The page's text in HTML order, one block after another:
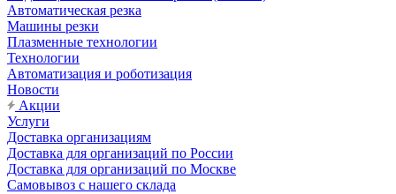
Автоматическая резка
Машины резки
Плазменные технологии
Технологии
Автоматизация и роботизация
Новости
Акции
Услуги
Доставка организациям
Доставка для организаций по России
Доставка для организаций по Москве
Самовывоз с нашего склада